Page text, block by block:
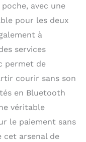
avec une
pour les deux
à
services
permet de
courir sans son
en Bluetooth
véritable
le paiement sans
cet arsenal de